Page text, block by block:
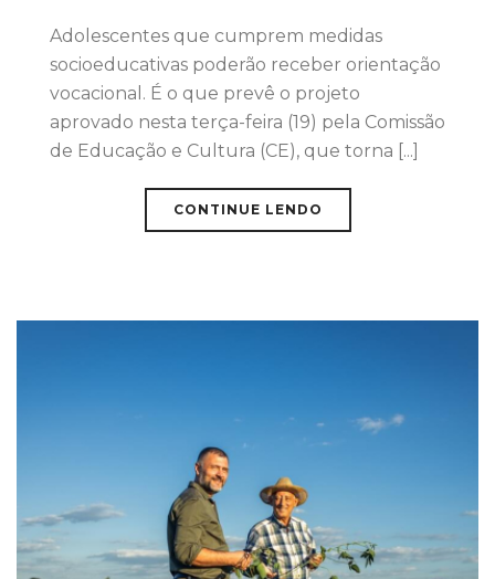
Adolescentes que cumprem medidas
socioeducativas poderão receber orientação
vocacional. É o que prevê o projeto
aprovado nesta terça-feira (19) pela Comissão
de Educação e Cultura (CE), que torna [...]
CONTINUE LENDO